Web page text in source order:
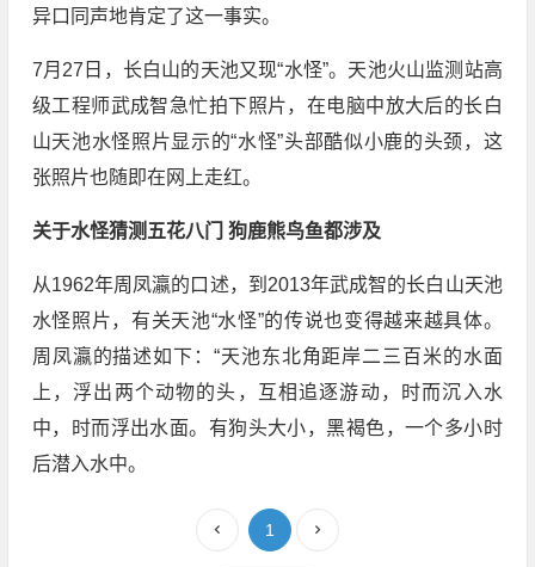
异口同声地肯定了这一事实。
7月27日，长白山的天池又现“水怪”。天池火山监测站高
级工程师武成智急忙拍下照片，在电脑中放大后的长白
山天池水怪照片显示的“水怪”头部酷似小鹿的头颈，这
张照片也随即在网上走红。
关于水怪猜测五花八门 狗鹿熊鸟鱼都涉及
从1962年周凤瀛的口述，到2013年武成智的长白山天池
水怪照片，有关天池“水怪”的传说也变得越来越具体。
周凤瀛的描述如下：“天池东北角距岸二三百米的水面
上，浮出两个动物的头，互相追逐游动，时而沉入水
中，时而浮出水面。有狗头大小，黑褐色，一个多小时
后潜入水中。
1